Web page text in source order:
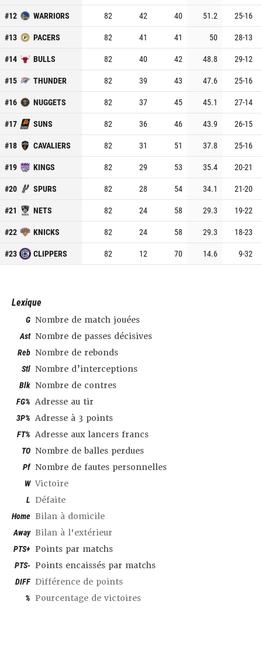
#12 WARRIORS 82 42 40 51.2 25-16
#13 PACERS 82 41 41 50 28-13
#14 BULLS 82 40 42 48.8 29-12
#15 THUNDER 82 39 43 47.6 25-16
#16 NUGGETS 82 37 45 45.1 27-14
#17 SUNS 82 36 46 43.9 26-15
#18 CAVALIERS 82 31 51 37.8 25-16
#19 KINGS 82 29 53 35.4 20-21
#20 SPURS 82 28 54 34.1 21-20
#21 NETS 82 24 58 29.3 19-22
#22 KNICKS 82 24 58 29.3 18-23
#23 CLIPPERS 82 12 70 14.6 9-32
Lexique
G Nombre de match jouées
Ast Nombre de passes décisives
Reb Nombre de rebonds
Stl Nombre d’interceptions
Blk Nombre de contres
FG% Adresse au tir
3P% Adresse à 3 points
FT% Adresse aux lancers francs
TO Nombre de balles perdues
Pf Nombre de fautes personnelles
W Victoire
L Défaite
Home Bilan à domicile
Away Bilan à l'extérieur
PTS+ Points par matchs
PTS- Points encaissés par matchs
DIFF Différence de points
% Pourcentage de victoires